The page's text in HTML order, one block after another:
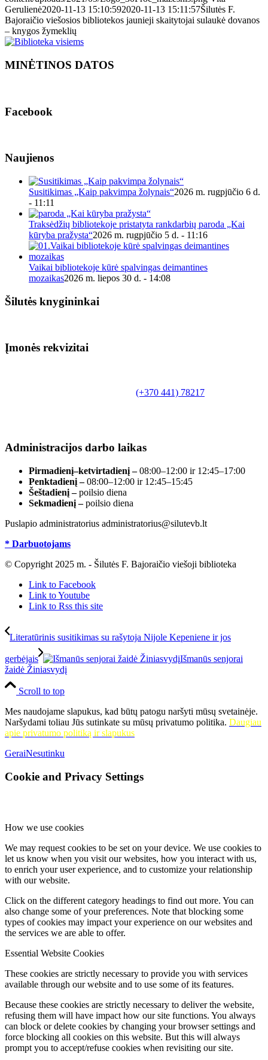
Gerulienė2020-11-13 15:10:592020-11-13 15:11:57Šilutės F.
Bajoraičio viešosios bibliotekos jaunieji skaitytojai sulaukė dovanos
– knygos žymeklių
MINĖTINOS DATOS
Facebook
Naujienos
Susitikimas „Kaip pakvimpa žolynais“2026 m. rugpjūčio 6 d.
- 11:11
Traksėdžių bibliotekoje pristatyta rankdarbių paroda „Kai
kūryba pražysta“2026 m. rugpjūčio 5 d. - 11:16
Vaikai bibliotekoje kūrė spalvingas deimantines
mozaikas2026 m. liepos 30 d. - 14:08
Šilutės knygininkai
Įmonės rekvizitai
(+370 441) 78217
Administracijos darbo laikas
Pirmadienį–ketvirtadienį –08:00–12:00 ir 12:45–17:00
Penktadienį –08:00–12:00 ir 12:45–15:45
Šeštadienį –poilsio diena
Sekmadienį –poilsio diena
Puslapio administratorius administratorius@silutevb.lt
* Darbuotojams
© Copyright 2025 m. - Šilutės F. Bajoraičio viešoji biblioteka
Link to Facebook
Link to Youtube
Link to Rss this site
Literatūrinis susitikimas su rašytoja Nijole Kepeniene ir jos
gerbėjais
Išmanūs senjorai
žaidė Žiniasvydį
Scroll to top
Mes naudojame slapukus, kad būtų patogu naršyti mūsų svetainėje.
Naršydami toliau Jūs sutinkate su mūsų privatumo politika. Daugiau
apie privatumo politiką ir slapukus
GeraiNesutinku
Cookie and Privacy Settings
How we use cookies
We may request cookies to be set on your device. We use cookies to
let us know when you visit our websites, how you interact with us,
to enrich your user experience, and to customize your relationship
with our website.
Click on the different category headings to find out more. You can
also change some of your preferences. Note that blocking some
types of cookies may impact your experience on our websites and
the services we are able to offer.
Essential Website Cookies
These cookies are strictly necessary to provide you with services
available through our website and to use some of its features.
Because these cookies are strictly necessary to deliver the website,
refusing them will have impact how our site functions. You always
can block or delete cookies by changing your browser settings and
force blocking all cookies on this website. But this will always
prompt you to accept/refuse cookies when revisiting our site.